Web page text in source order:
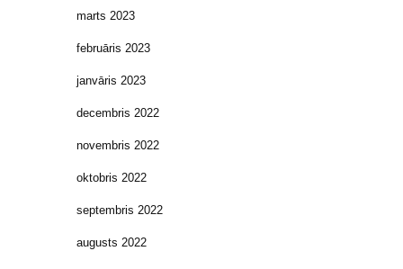
marts 2023
februāris 2023
janvāris 2023
decembris 2022
novembris 2022
oktobris 2022
septembris 2022
augusts 2022